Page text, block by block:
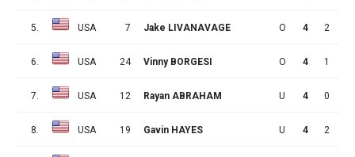
5. USA 7 Jake LIVANAVAGE O 4 2
6. USA 24 Vinny BORGESI O 4 1
7. USA 12 Rayan ABRAHAM U 4 0
8. USA 19 Gavin HAYES U 4 2